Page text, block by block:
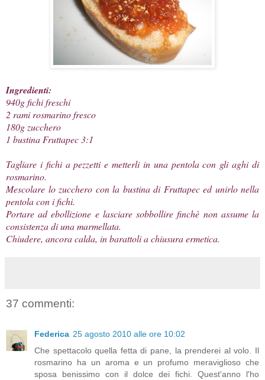
Ingredienti:
940g fichi freschi
2 rami rosmarino fresco
180g zucchero
1 bustina Fruttapec 3:1
Tagliare i fichi a pezzetti e metterli in una pentola con gli aghi di
rosmarino.
Mescolare lo zucchero con la bustina di Fruttapec ed unirlo nella
pentola con i fichi.
Portare ad ebollizione e lasciare sobbollire finchè non assume la
consistenza di una marmellata.
Chiudere, ancora calda, in barattoli a chiusura ermetica.
37 commenti:
Federica 25 agosto 2010 alle ore 10:02
Che spettacolo quella fetta di pane, la prenderei al volo. Il
rosmarino ha un aroma e un profumo meraviglioso che
sposa benissimo con il dolce dei fichi. Quest'anno l'ho